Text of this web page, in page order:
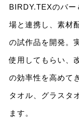
BIRDY.TEXのバー
場と連携し、素材
の試作品を開発。
使用してもらい、
の効率性を高めて
タオル、グラスタ
ます。